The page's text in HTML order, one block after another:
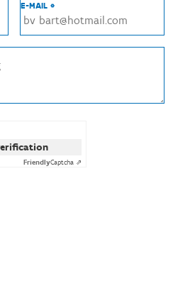
E-MAIL *
FriendlyCaptcha ⇗